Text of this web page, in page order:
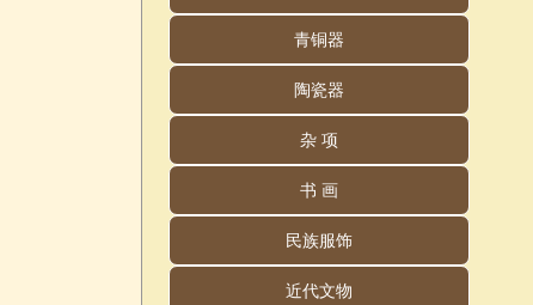
青铜器
陶瓷器
杂 项
书 画
民族服饰
近代文物